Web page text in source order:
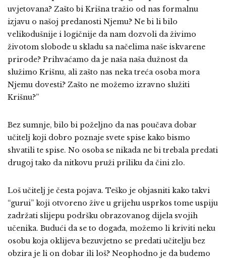
uvjetovana? Zašto bi Krišna tražio od nas formalnu
izjavu o našoj predanosti Njemu? Ne bi li bilo
velikodušnije i logičnije da nam dozvoli da živimo
životom slobode u skladu sa načelima naše iskvarene
prirode? Prihvaćamo da je naša naša dužnost da
služimo Krišnu, ali zašto nas neka treća osoba mora
Njemu dovesti? Zašto ne možemo izravno služiti
Krišnu?”
Bez sumnje, bilo bi poželjno da nas poučava dobar
učitelj koji dobro poznaje svete spise kako bismo
shvatili te spise. No osoba se nikada ne bi trebala predati
drugoj tako da nitkovu pruži priliku da čini zlo.
Loš učitelj je česta pojava. Teško je objasniti kako takvi
“gurui” koji otvoreno žive u grijehu usprkos tome uspiju
zadržati slijepu podršku obrazovanog dijela svojih
učenika. Budući da se to događa, možemo li kriviti neku
osobu koja oklijeva bezuvjetno se predati učitelju bez
obzira je li on dobar ili loš? Neophodno je da budemo